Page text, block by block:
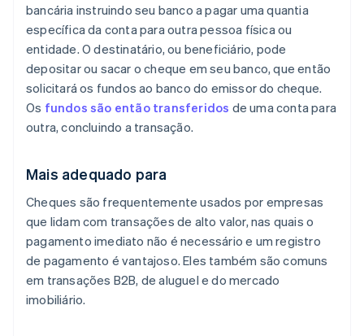
bancária instruindo seu banco a pagar uma quantia
específica da conta para outra pessoa física ou
entidade. O destinatário, ou beneficiário, pode
depositar ou sacar o cheque em seu banco, que então
solicitará os fundos ao banco do emissor do cheque.
Os fundos são então transferidos de uma conta para
outra, concluindo a transação.
Mais adequado para
Cheques são frequentemente usados por empresas
que lidam com transações de alto valor, nas quais o
pagamento imediato não é necessário e um registro
de pagamento é vantajoso. Eles também são comuns
em transações B2B, de aluguel e do mercado
imobiliário.